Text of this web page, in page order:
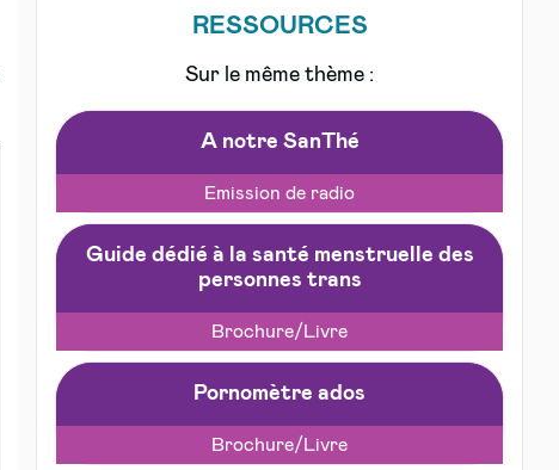
RESSOURCES
Sur le même thème :
A notre SanThé
Emission de radio
Guide dédié à la santé menstruelle des
personnes trans
Brochure/Livre
Pornomètre ados
Brochure/Livre